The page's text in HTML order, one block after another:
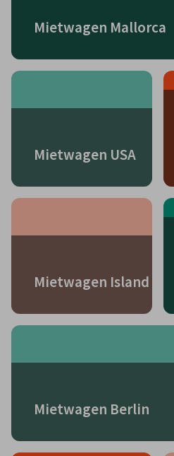
Mietwagen Mallorca
Mietwagen USA
Mietwagen Island
Mietwagen Berlin